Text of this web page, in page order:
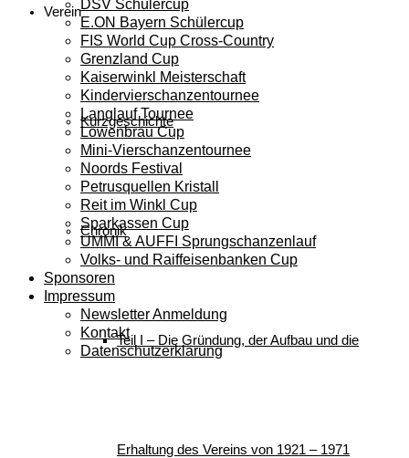
Verein
Kurzgeschichte
Chronik
Teil I – Die Gründung, der Aufbau und die
Erhaltung des Vereins von 1921 – 1971
DSV Schülercup
E.ON Bayern Schülercup
FIS World Cup Cross-Country
Grenzland Cup
Kaiserwinkl Meisterschaft
Kindervierschanzentournee
Langlauf Tournee
Löwenbräu Cup
Mini-Vierschanzentournee
Noords Festival
Petrusquellen Kristall
Reit im Winkl Cup
Sparkassen Cup
UMMI & AUFFI Sprungschanzenlauf
Volks- und Raiffeisenbanken Cup
Sponsoren
Impressum
Newsletter Anmeldung
Kontakt
Datenschutzerklärung